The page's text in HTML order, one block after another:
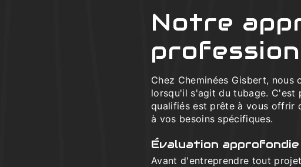
Notre
Chez Cheminées Gisbert,
lorsqu'il s'agit du tubage. C'est
qualifiés est prête à vous offrir
à vos besoins spécifiques.
Évaluation approfondie
Avant d'entreprendre tout